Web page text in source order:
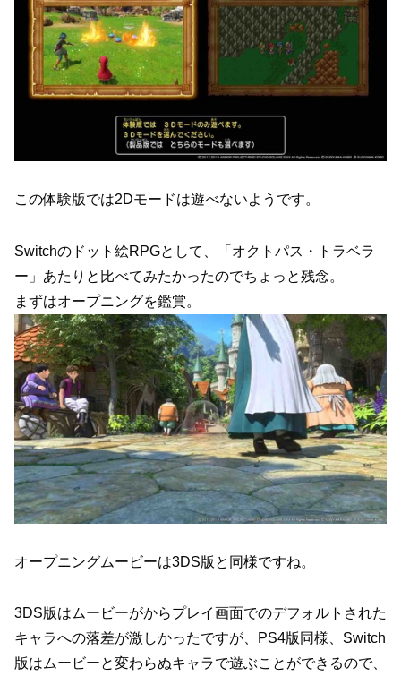
この体験版では2Dモードは遊べないようです。
Switchのドット絵RPGとして、「オクトパス・トラベラ
ー」あたりと比べてみたかったのでちょっと残念。
まずはオープニングを鑑賞。
オープニングムービーは3DS版と同様ですね。
3DS版はムービーがからプレイ画面でのデフォルトされた
キャラへの落差が激しかったですが、PS4版同様、Switch
版はムービーと変わらぬキャラで遊ぶことができるので、